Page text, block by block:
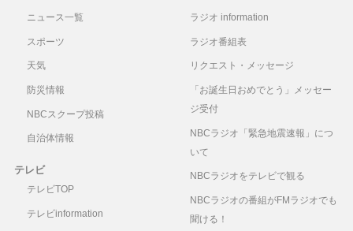
ニュース一覧
スポーツ
天気
防災情報
NBCスクープ投稿
自治体情報
テレビ
テレビTOP
テレビinformation
ラジオ information
ラジオ番組表
リクエスト・メッセージ
「お誕生日おめでとう」メッセー
ジ受付
NBCラジオ「緊急地震速報」につ
いて
NBCラジオをテレビで観る
NBCラジオの番組がFMラジオでも
聞ける！